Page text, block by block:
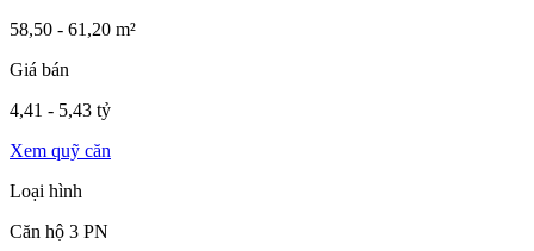
58,50 - 61,20 m²
Giá bán
4,41 - 5,43 tỷ
Xem quỹ căn
Loại hình
Căn hộ 3 PN